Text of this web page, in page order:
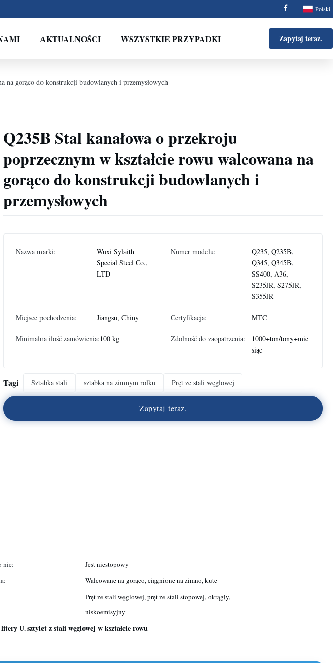
Polski
AKTUALNOŚCI WSZYSTKIE PRZYPADKI Zapytaj teraz.
na gorąco do konstrukcji budowlanych i przemysłowych
Q235B Stal kanałowa o przekroju
poprzecznym w kształcie rowu walcowana na
gorąco do konstrukcji budowlanych i
przemysłowych
Nazwa marki:
Wuxi Sylaith
Special Steel Co.,
LTD
Numer modelu:
Q235, Q235B,
Q345, Q345B,
SS400, A36,
S235JR, S275JR,
S355JR
Miejsce pochodzenia: Jiangsu, Chiny Certyfikacja: MTC
Minimalna ilość zamówienia:100 kg Zdolność do zaopatrzenia:
1000+ton/tony+mie
siąc
Tagi Sztabka stali sztabka na zimnym rolku Pręt ze stali węglowej
Zapytaj teraz.
nie:
Jest niestopowy
Walcowane na gorąco, ciągnione na zimno, kute
Pręt ze stali węglowej, pręt ze stali stopowej, okrągły,
niskoemisyjny
litery U,sztylet z stali węglowej w kształcie rowu